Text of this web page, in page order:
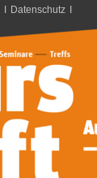
I Datenschutz I